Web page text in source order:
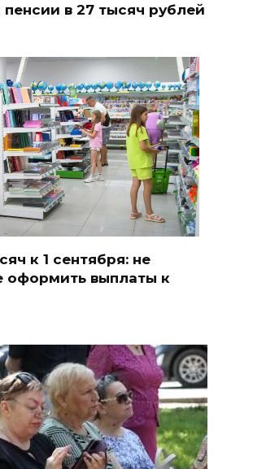
в 27 тысяч рублей
к 1 сентября: не
оформить выплаты к